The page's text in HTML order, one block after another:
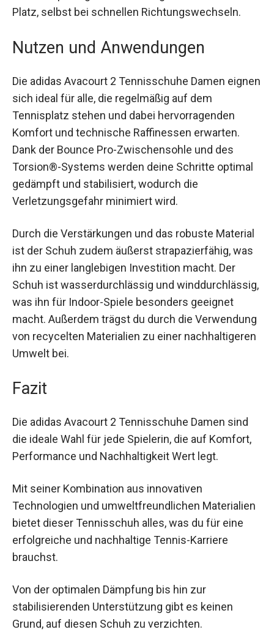
griffigem Traktionsprofil gibt dir den nötigen Halt
auf dem Platz, selbst bei schnellen
Richtungswechseln.
Nutzen und Anwendungen
Die adidas Avacourt 2 Tennisschuhe Damen
eignen sich ideal für alle, die regelmäßig auf dem
Tennisplatz stehen und dabei hervorragenden
Komfort und technische Raffinessen erwarten.
Dank der Bounce Pro-Zwischensohle und des
Torsion®-Systems werden deine Schritte
optimal gedämpft und stabilisiert, wodurch die
Verletzungsgefahr minimiert wird.
Durch die Verstärkungen und das robuste
Material ist der Schuh zudem äußerst
strapazierfähig, was ihn zu einer langlebigen
Investition macht. Der Schuh ist
wasserdurchlässig und winddurchlässig, was ihn
für Indoor-Spiele besonders geeignet macht.
Außerdem trägst du durch die Verwendung von
Umwelt bei.
Fazit
Die adidas Avacourt 2 Tennisschuhe Damen sind
die ideale Wahl für jede Spielerin, die auf Komfort,
Performance und Nachhaltigkeit Wert legt.
Mit seiner Kombination aus innovativen
Technologien und umweltfreundlichen
Materialien bietet dieser Tennisschuh alles, was
du für eine erfolgreiche und nachhaltige Tennis-
Karriere brauchst.
Von der optimalen Dämpfung bis hin zur